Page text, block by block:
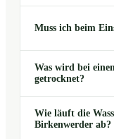
Muss ich beim
Was wird bei
getrocknet?
Wie läuft die
Birkenwerder ab?